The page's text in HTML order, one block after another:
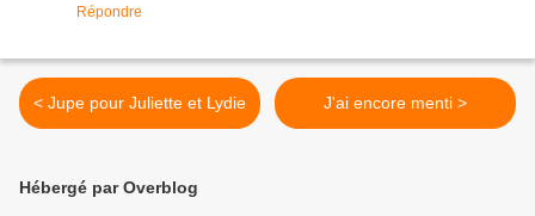
Répondre
< Jupe pour Juliette et Lydie J'ai encore menti >
Hébergé par Overblog